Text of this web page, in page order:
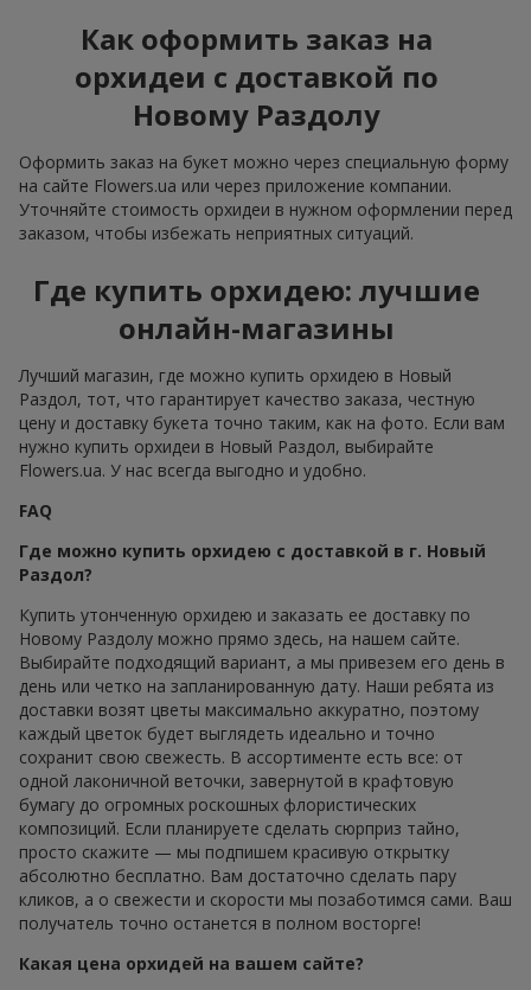
Как оформить заказ на
орхидеи с доставкой по
Новому Раздолу
Оформить заказ на букет можно через специальную форму
на сайте Flowers.ua или через приложение компании.
Уточняйте стоимость орхидеи в нужном оформлении перед
заказом, чтобы избежать неприятных ситуаций.
Где купить орхидею: лучшие
онлайн-магазины
Лучший магазин, где можно купить орхидею в Новый
Раздол, тот, что гарантирует качество заказа, честную
цену и доставку букета точно таким, как на фото. Если вам
нужно купить орхидеи в Новый Раздол, выбирайте
Flowers.ua. У нас всегда выгодно и удобно.
FAQ
Где можно купить орхидею с доставкой в г. Новый
Раздол?
Купить утонченную орхидею и заказать ее доставку по
Новому Раздолу можно прямо здесь, на нашем сайте.
Выбирайте подходящий вариант, а мы привезем его день в
день или четко на запланированную дату. Наши ребята из
доставки возят цветы максимально аккуратно, поэтому
каждый цветок будет выглядеть идеально и точно
сохранит свою свежесть. В ассортименте есть все: от
одной лаконичной веточки, завернутой в крафтовую
бумагу до огромных роскошных флористических
композиций. Если планируете сделать сюрприз тайно,
просто скажите — мы подпишем красивую открытку
абсолютно бесплатно. Вам достаточно сделать пару
кликов, а о свежести и скорости мы позаботимся сами. Ваш
получатель точно останется в полном восторге!
Какая цена орхидей на вашем сайте?